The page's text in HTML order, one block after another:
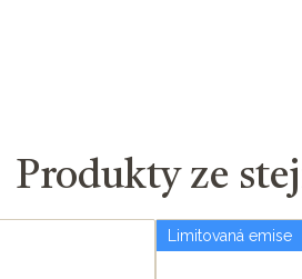
Produkty ze
Limitovaná emise